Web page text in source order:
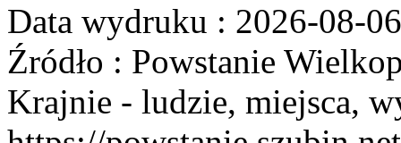
Data wydruku : 2026-08-06
Źródło : Powstanie
Krajnie - ludzie, miejsca,